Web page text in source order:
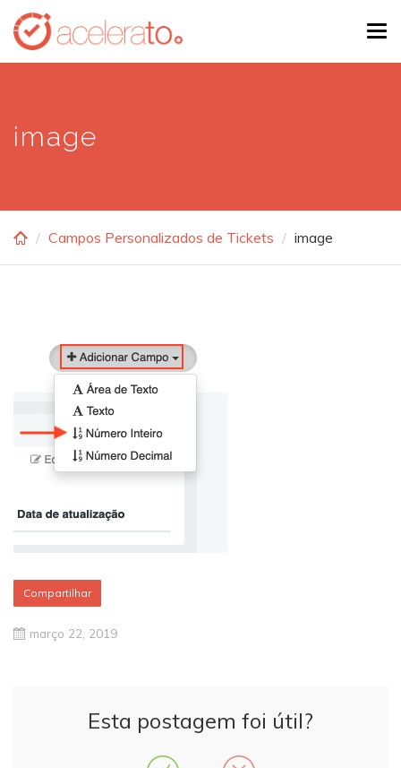
Skip
main
image
Campos Personalizados de Tickets image
Compartilhar
março 22, 2019
Esta postagem foi útil?